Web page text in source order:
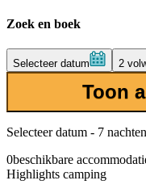
Zoek en boek
Selecteer datum 2
Toon
Selecteer datum - 7
0beschikbare
Highlights camping